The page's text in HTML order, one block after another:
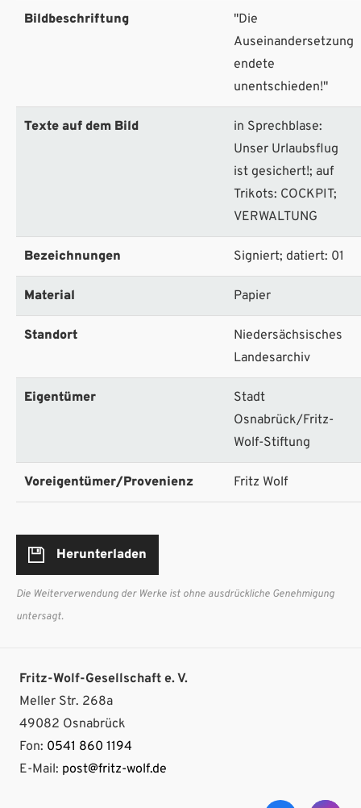
Bildbeschriftung
"Die
Auseinandersetzung
endete
unentschieden!"
Texte auf dem Bild
in Sprechblase:
Unser Urlaubsflug
ist gesichert!; auf
Trikots: COCKPIT;
VERWALTUNG
Bezeichnungen Signiert; datiert: 01
Material Papier
Standort
Niedersächsisches
Landesarchiv
Eigentümer
Stadt
Osnabrück/Fritz-
Wolf-Stiftung
Voreigentümer/Provenienz Fritz Wolf
Herunterladen
Die Weiterverwendung der Werke ist ohne ausdrückliche Genehmigung
untersagt.
Fritz-Wolf-Gesellschaft e. V.
Meller Str. 268a
49082 Osnabrück
Fon: 0541 860 1194
E-Mail: post@fritz-wolf.de